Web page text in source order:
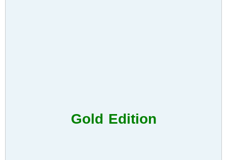
Gold Edition